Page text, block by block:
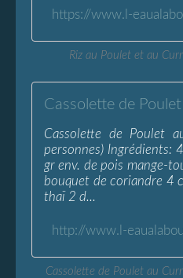
Riz au Poulet et au
Cassolette de Poulet
personnes) Ingrédients:
gr env. de pois mange-
bouquet de coriandre 4
thaï 2 d...
Cassolette de Poulet au